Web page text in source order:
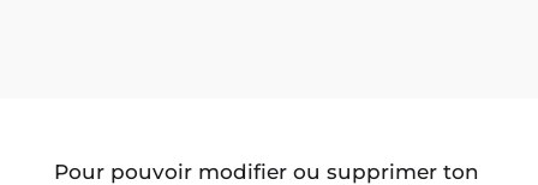
Pour pouvoir modifier ou supprimer ton